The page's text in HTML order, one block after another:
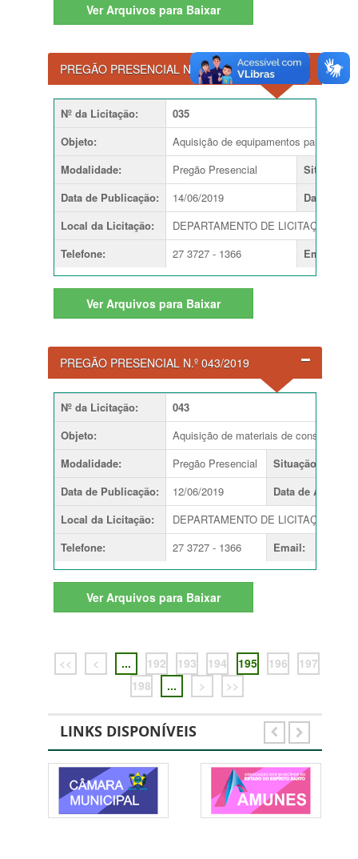
Ver Arquivos para Baixar
PREGÃO PRESENCIAL N.º 035/2019
Nº da Licitação:
035
Objeto:
Aquisição de equipamentos para o
Modalidade: Pregão Presencial Situação
Data de Publicação: 14/06/2019
Data de
Local da Licitação:
DEPARTAMENTO DE LICITAÇÕES
Telefone: 27 3727 - 1366 Email
Ver Arquivos para Baixar
PREGÃO PRESENCIAL N.º 043/2019
Nº da Licitação:
043
Objeto:
Aquisição de materiais de construção
Modalidade: Pregão Presencial Situação
Data de Publicação: 12/06/2019 Data de Abertura
Local da Licitação:
DEPARTAMENTO DE LICITAÇÕES
Telefone: 27 3727 - 1366 Email:
Ver Arquivos para Baixar
<< < ... 192 193 194 195 196
197
198
... > >>
LINKS DISPONÍVEIS